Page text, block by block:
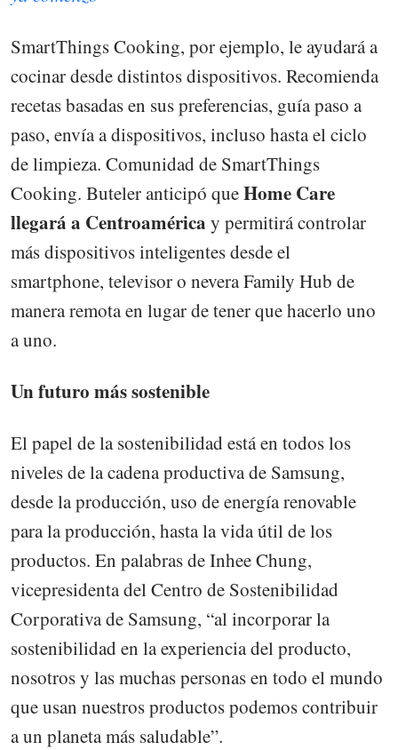
SmartThings Cooking, por ejemplo, le ayudará a
cocinar desde distintos dispositivos. Recomienda
recetas basadas en sus preferencias, guía paso a
paso, envía a dispositivos, incluso hasta el ciclo
de limpieza. Comunidad de SmartThings
Cooking. Buteler anticipó queHome Care
llegará a Centroamérica y permitirá controlar
más dispositivos inteligentes desde el
smartphone, televisor o nevera Family Hub de
manera remota en lugar de tener que hacerlo uno
a uno.
Un futuro más sostenible
El papel de la sostenibilidad está en todos los
niveles de la cadena productiva de Samsung,
desde la producción, uso de energía renovable
para la producción, hasta la vida útil de los
productos. En palabras de Inhee Chung,
vicepresidenta del Centro de Sostenibilidad
Corporativa de Samsung, “al incorporar la
sostenibilidad en la experiencia del producto,
nosotros y las muchas personas en todo el mundo
que usan nuestros productos podemos contribuir
a un planeta más saludable”.